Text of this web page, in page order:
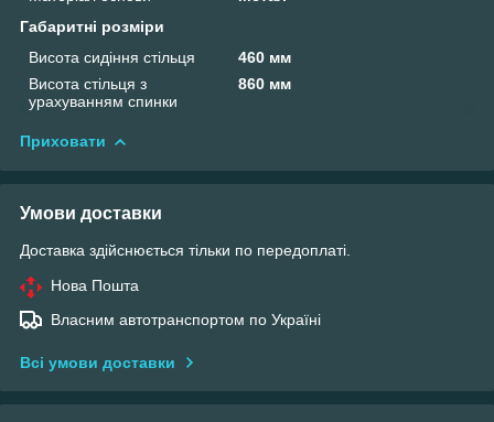
Габаритні розміри
Висота сидіння стільця
460 мм
Висота стільця з
урахуванням спинки
860 мм
Приховати
Умови доставки
Доставка здійснюється тільки по передоплаті.
Нова Пошта
Власним автотранспортом по Україні
Всі умови доставки